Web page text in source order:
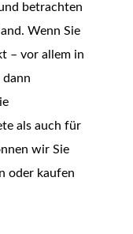
betrachten
Wenn Sie
– vor allem in
dann
als auch für
wir Sie
oder kaufen